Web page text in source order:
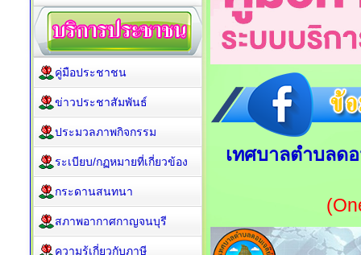
เทศบาลตำบลด
คู่มือประชาชน
ข่าวประชาสัมพันธ์
ประมวลภาพกิจกรรม
ระเบียบ/กฏหมายที่เกี่ยวข้อง
กระดานสนทนา
สภาพอากาศกาญจนบุรี
ความรู้เกี่ยวกับภาษี